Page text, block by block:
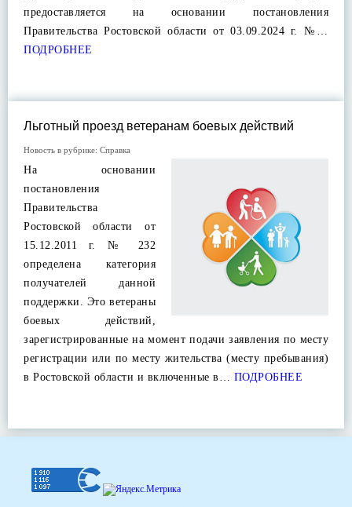
предоставляется на основании постановления
Правительства Ростовской области от 03.09.2024 г. №…
ПОДРОБНЕЕ
Льготный проезд ветеранам боевых действий
Новость в рубрике: Справка
На основании
постановления
Правительства
Ростовской области от
15.12.2011 г. № 232
определена категория
получателей данной
поддержки. Это ветераны
боевых действий,
зарегистрированные на момент подачи заявления по месту
регистрации или по месту жительства (месту пребывания)
в Ростовской области и включенные в… ПОДРОБНЕЕ